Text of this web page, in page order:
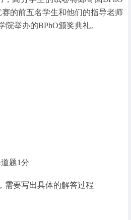
的前五名学生和他们的指导老师
院举办的BPhO颁奖典礼。
题1分
需要写出具体的解答过程